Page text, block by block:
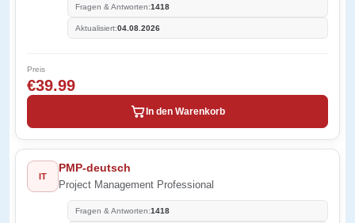
Fragen & Antworten:1418
Aktualisiert:04.08.2026
Preis
€39.99
In den Warenkorb
IT
PMP-deutsch
Project Management Professional
Fragen & Antworten:1418